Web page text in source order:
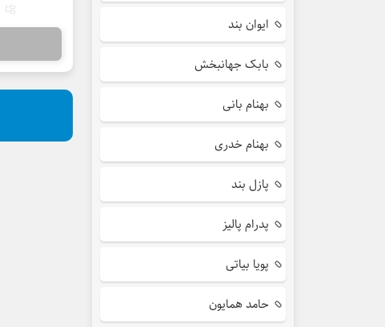
ایوان بند
بابک جهانبخش
بهنام بانی
بهنام خدری
پازل بند
پدرام پالیز
پویا بیاتی
حامد همایون